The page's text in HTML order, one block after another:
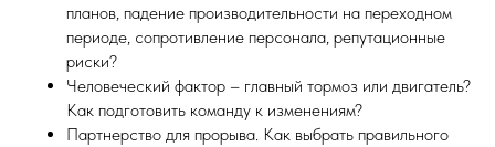
планов, падение производительности на переходном
периоде, сопротивление персонала, репутационные
риски?
Человеческий фактор – главный тормоз или двигатель?
Как подготовить команду к изменениям?
Партнерство для прорыва. Как выбрать правильного